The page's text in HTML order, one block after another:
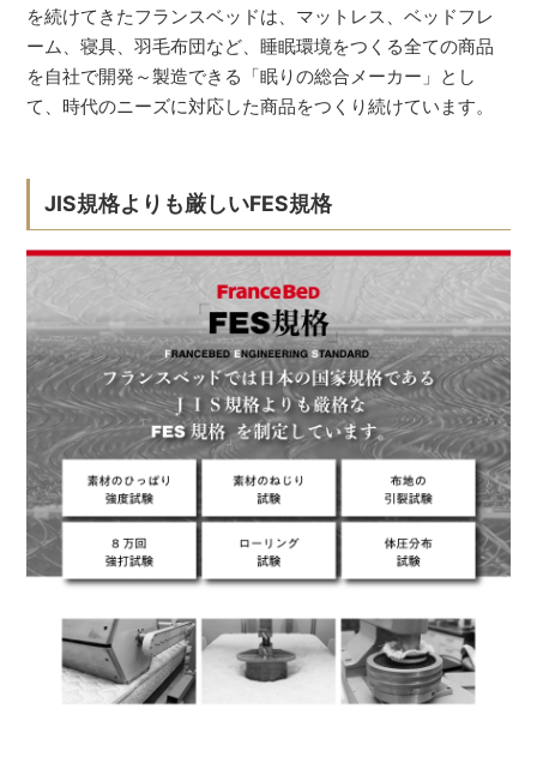
を続けてきたフランスベッドは、マットレス、ベッドフレ
ーム、寝具、羽毛布団など、睡眠環境をつくる全ての商品
を自社で開発～製造できる「眠りの総合メーカー」とし
て、時代のニーズに対応した商品をつくり続けています。
JIS規格よりも厳しいFES規格